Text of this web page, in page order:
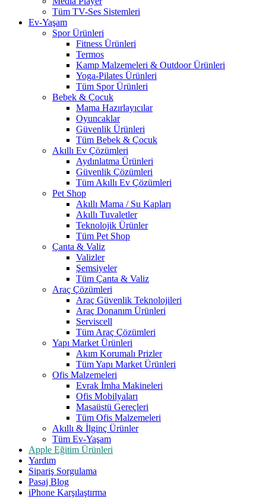
Tüm TV-Ses Sistemleri
Ev-Yaşam
Spor Ürünleri
Fitness Ürünleri
Termos
Kamp Malzemeleri & Outdoor Ürünleri
Yoga-Pilates Ürünleri
Tüm Spor Ürünleri
Bebek & Çocuk
Mama Hazırlayıcılar
Oyuncaklar
Güvenlik Ürünleri
Tüm Bebek & Çocuk
Akıllı Ev Çözümleri
Aydınlatma Ürünleri
Güvenlik Çözümleri
Tüm Akıllı Ev Çözümleri
Pet Shop
Akıllı Mama / Su Kapları
Akıllı Tuvaletler
Teknolojik Ürünler
Tüm Pet Shop
Çanta & Valiz
Valizler
Şemsiyeler
Tüm Çanta & Valiz
Araç Çözümleri
Araç Güvenlik Teknolojileri
Araç Donanım Ürünleri
Serviscell
Tüm Araç Çözümleri
Yapı Market Ürünleri
Akım Korumalı Prizler
Tüm Yapı Market Ürünleri
Ofis Malzemeleri
Evrak İmha Makineleri
Ofis Mobilyaları
Masaüstü Gereçleri
Tüm Ofis Malzemeleri
Akıllı & İlginç Ürünler
Tüm Ev-Yaşam
Apple Eğitim Ürünleri
Yardım
Sipariş Sorgulama
Pasaj Blog
iPhone Karşılaştırma